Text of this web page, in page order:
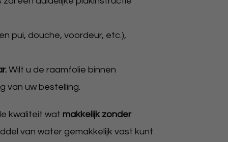
pui, douche, voordeur, etc.),
Wilt u de raamfolie binnen
van uw bestelling.
kwaliteit wat makkelijk zonder
van water gemakkelijk vast kunt